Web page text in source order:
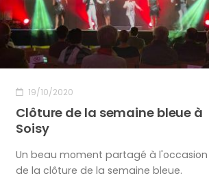
19/10/2020
Clôture de la semaine bleue à
Soisy
Un beau moment partagé à l'occasion
de la clôture de la semaine bleue.